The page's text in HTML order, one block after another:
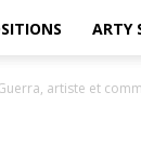
ARTY
artiste et